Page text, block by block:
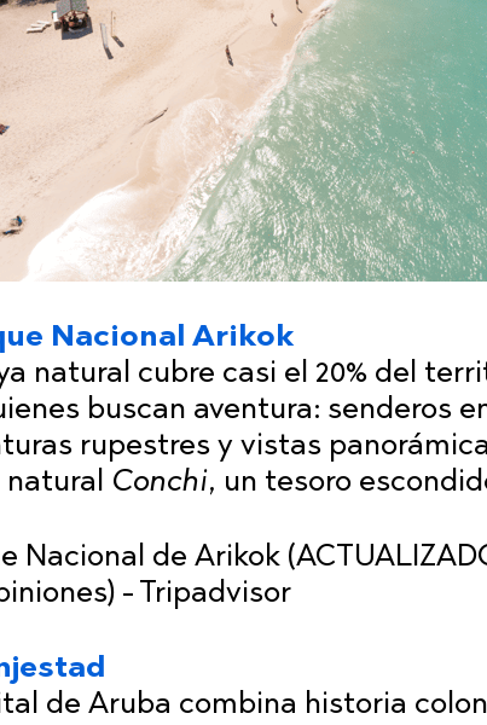
Nacional Arikok
natural cubre casi el 20% del
buscan aventura: senderos
rupestres y vistas
natural Conchi, un tesoro
de Aruba combina historia